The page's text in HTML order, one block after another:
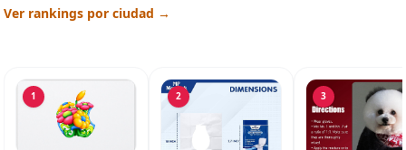
Ver rankings por ciudad →
1 2 3